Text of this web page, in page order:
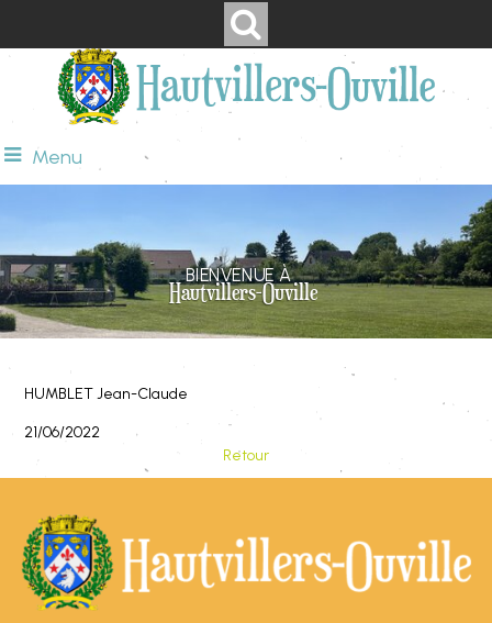
Menu
BIENVENUE À
Hautvillers-Ouville
HUMBLET Jean-Claude
21/06/2022
Retour